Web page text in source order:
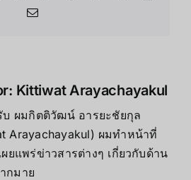
Email
Kittiwat Arayachayakul
บ ผมกิตติวัฒน์ อารยะชัยกุล
Arayachayakul) ผมทำหน้าที่
ยแพร่ข่าวสารต่างๆ เกี่ยวกับด้าน
กมาย